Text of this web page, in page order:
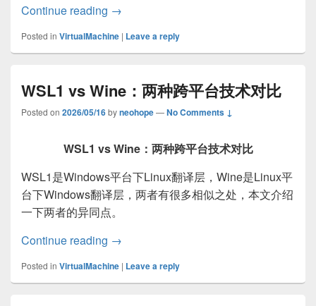
Continue reading WSL1 vs WSL2 深度对比
→
Posted in VirtualMachine | Leave a reply
WSL1 vs Wine：两种跨平台技术对比
Posted on 2026/05/16byneohope—No Comments ↓
WSL1 vs Wine：两种跨平台技术对比
WSL1是Windows平台下Linux翻译层，Wine是Linux平
台下Windows翻译层，两者有很多相似之处，本文介绍
一下两者的异同点。
Continue reading WSL1 vs Wine：两种跨平台技术对比
→
Posted in VirtualMachine | Leave a reply